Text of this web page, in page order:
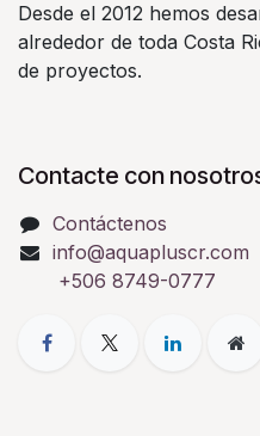
Desde el 2012 hemos
alrededor de toda Costa
de proyectos.
Contacte con
Contáctenos
info@aquapluscr.com
+506 8749-0777